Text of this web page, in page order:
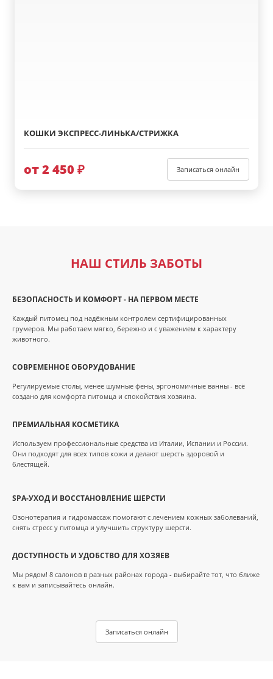
КОШКИ ЭКСПРЕСС-ЛИНЬКА/СТРИЖКА
от 2 450 ₽ Записаться онлайн
НАШ СТИЛЬ ЗАБОТЫ
БЕЗОПАСНОСТЬ И КОМФОРТ - НА ПЕРВОМ МЕСТЕ
Каждый питомец под надёжным контролем сертифицированных
грумеров. Мы работаем мягко, бережно и с уважением к характеру
животного.
СОВРЕМЕННОЕ ОБОРУДОВАНИЕ
Регулируемые столы, менее шумные фены, эргономичные ванны - всё
создано для комфорта питомца и спокойствия хозяина.
ПРЕМИАЛЬНАЯ КОСМЕТИКА
Используем профессиональные средства из Италии, Испании и России.
Они подходят для всех типов кожи и делают шерсть здоровой и
блестящей.
SPA-УХОД И ВОССТАНОВЛЕНИЕ ШЕРСТИ
Озонотерапия и гидромассаж помогают с лечением кожных заболеваний,
снять стресс у питомца и улучшить структуру шерсти.
ДОСТУПНОСТЬ И УДОБСТВО ДЛЯ ХОЗЯЕВ
Мы рядом! 8 салонов в разных районах города - выбирайте тот, что ближе
к вам и записывайтесь онлайн.
Записаться онлайн